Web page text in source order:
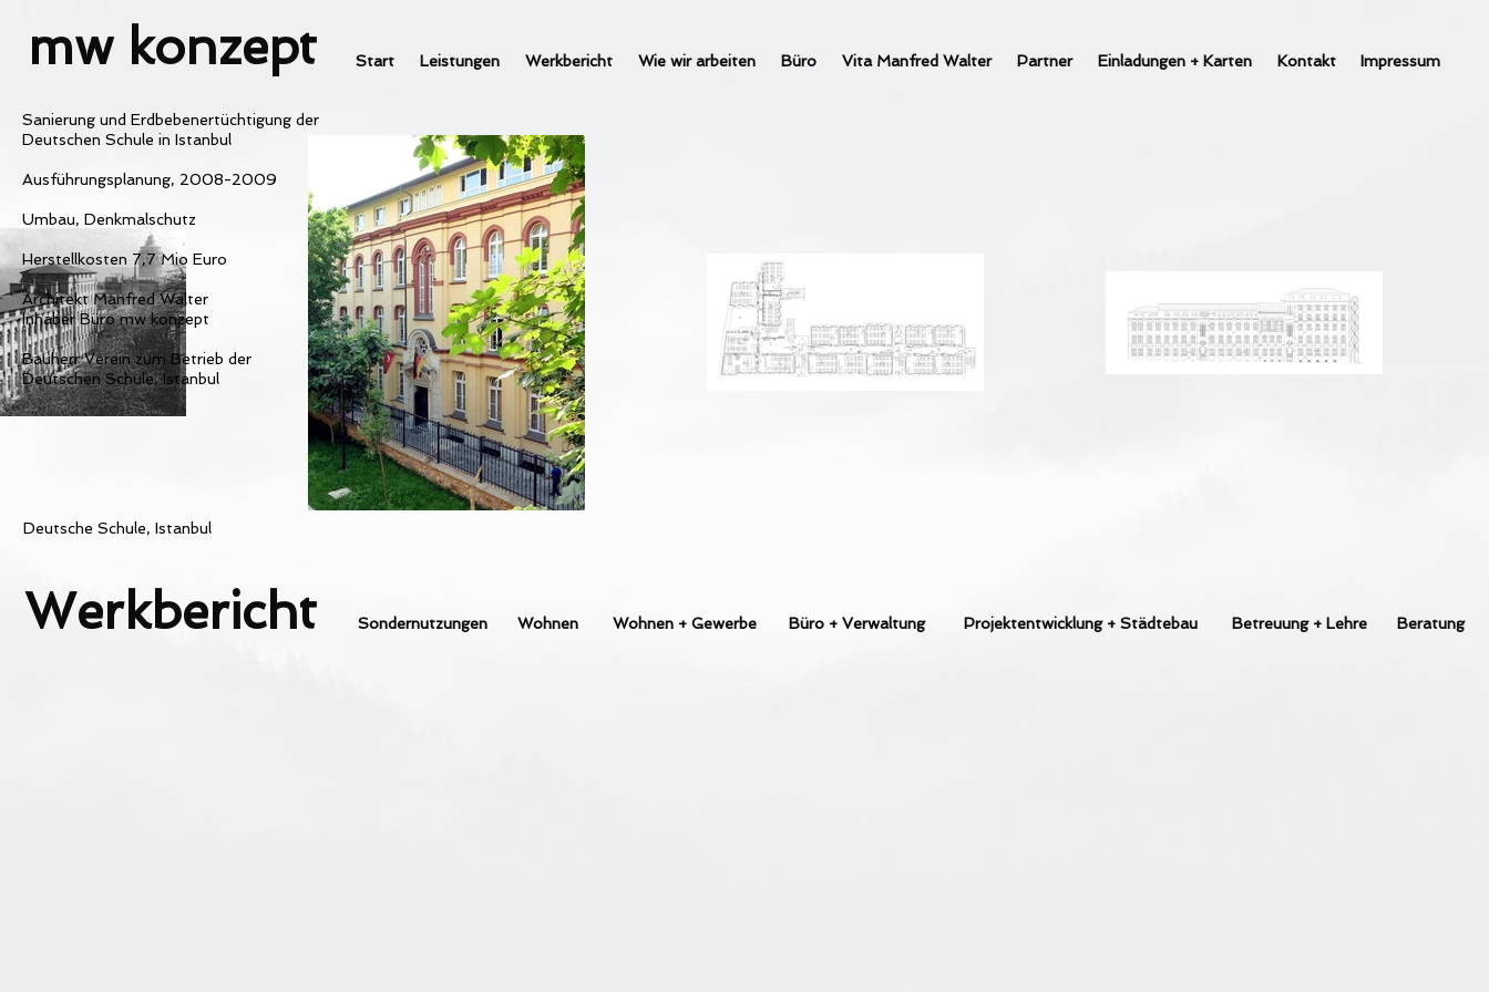
Start Leistungen Werkbericht Wie wir arbeiten Büro Vita Manfred Walter Partner Einladungen + Karten Kontakt Impressum
mw konzept
Sanierung und Erdbebenertüchtigung der
Deutschen Schule in Istanbul
Ausführungsplanung, 2008-2009
Umbau, Denkmalschutz
Herstellkosten 7,7 Mio Euro
Architekt Manfred Walter
Inhaber Büro mw konzept
Bauherr Verein zum Betrieb der
Deutschen Schule, Istanbul
Deutsche Schule, Istanbul
Werkbericht Sondernutzungen Wohnen Wohnen + Gewerbe Büro + Verwaltung Projektentwicklung + Städtebau Betreuung + Lehre Beratung